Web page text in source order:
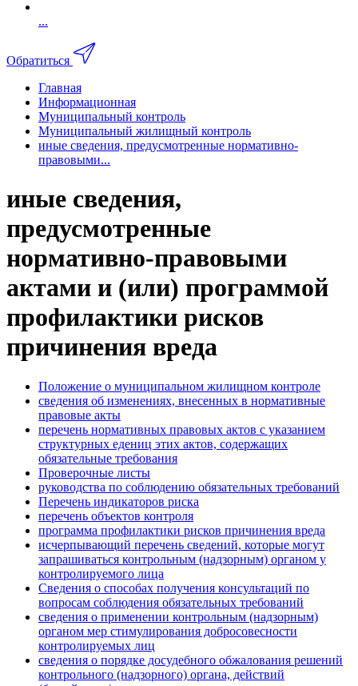
...
Обратиться
Главная
Информационная
Муниципальный контроль
Муниципальный жилищный контроль
иные сведения, предусмотренные нормативно-
правовыми...
иные сведения,
предусмотренные
нормативно-правовыми
актами и (или) программой
профилактики рисков
причинения вреда
Положение о муниципальном жилищном контроле
сведения об изменениях, внесенных в нормативные
правовые акты
перечень нормативных правовых актов с указанием
структурных едениц этих актов, содержащих
обязательные требования
Проверочные листы
руководства по соблюдению обязательных требований
Перечень индикаторов риска
перечень объектов контроля
программа профилактики рисков причинения вреда
исчерпывающий перечень сведений, которые могут
запрашиваться контрольным (надзорным) органом у
контролируемого лица
Сведения о способах получения консультаций по
вопросам соблюдения обязательных требований
сведения о применении контрольным (надзорным)
органом мер стимулирования добросовесности
контролируемых лиц
сведения о порядке досудебного обжалования решений
контрольного (надзорного) органа, действий